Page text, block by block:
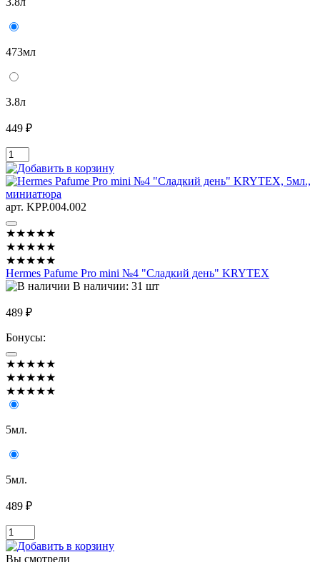
473мл
3.8л
449 ₽
арт. KРР.004.002
★★★★★
★★★★★
★★★★★
Hermes Pafume Pro mini №4 "Сладкий день" KRYTEX
В наличии: 31 шт
489 ₽
Бонусы:
★★★★★
★★★★★
★★★★★
5мл.
5мл.
489 ₽
Вы смотрели